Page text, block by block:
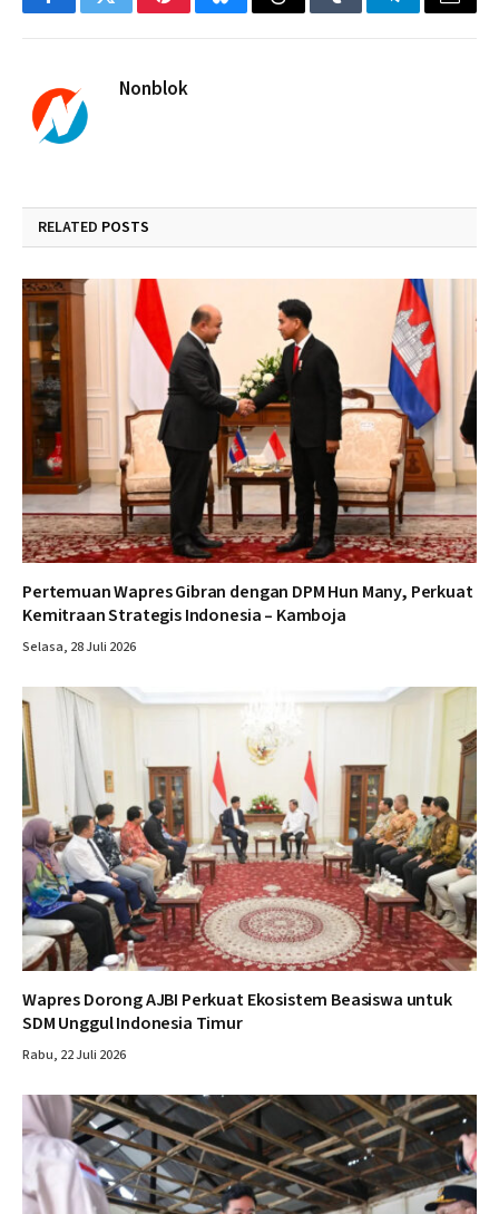
FacebookTwitterPinterestBlueskyThreadsTumblrTelegramEmail
Nonblok
RELATED POSTS
Pertemuan Wapres Gibran dengan DPM Hun Many, Perkuat
Kemitraan Strategis Indonesia – Kamboja
Selasa, 28 Juli 2026
Wapres Dorong AJBI Perkuat Ekosistem Beasiswa untuk
SDM Unggul Indonesia Timur
Rabu, 22 Juli 2026